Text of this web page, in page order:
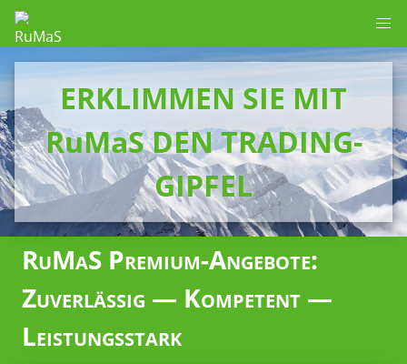
ERKLIMMEN SIE MIT
RuMaS DEN TRADING-
GIPFEL
RuMaS Premium-Angebote:
Zuverlässig — Kompetent —
Leistungsstark